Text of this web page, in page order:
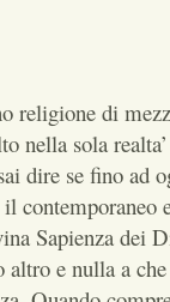
religione di
nella sola
dire se fino ad
contemporaneo
Sapienza dei
e nulla a